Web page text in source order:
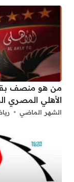
من هو منصف
الأهلي المصري
الشهر الماضي